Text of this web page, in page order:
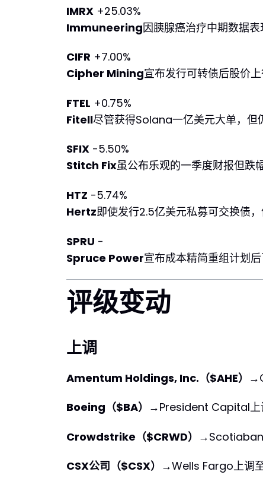
IMRX +25.03%
Immuneering因胰腺癌治疗中期数据表
CIFR +7.00%
Cipher Mining宣布发行可转债后股价上
FTEL +0.75%
Fitell尽管获得Solana一亿美元大单，但
SFIX -5.50%
Stitch Fix虽公布乐观的一季度财报但跌
HTZ -5.74%
Hertz即使发行2.5亿美元私募可交换债
SPRU -
Spruce Power宣布成本精简重组计划后
评级变动
上调
Amentum Holdings, Inc.（$AHE）
Boeing（$BA） →President Capital上
Crowdstrike（$CRWD）
CSX公司（$CSX） →Wells Fargo上调